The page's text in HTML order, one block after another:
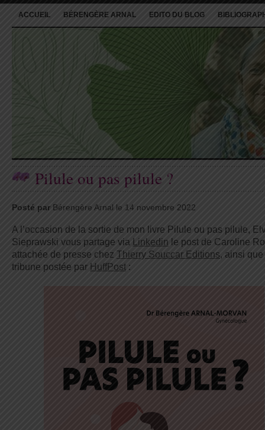
ACCUEIL BÉRENGÈRE ARNAL EDITO DU BLOG
Pilule ou pas pilule ?
Posté par Bérengère Arnal le 14 novembre 2022
A l’occasion de la sortie de mon livre Pilule ou pas pilule,
Sieprawski vous partage via Linkedin le post de Caroline
attachée de presse chez Thierry Souccar Editions, ainsi
tribune postée par HuffPost :